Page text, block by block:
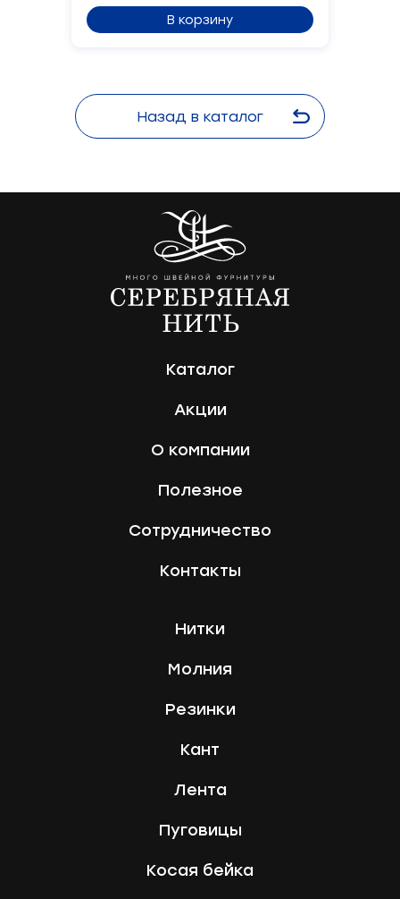
В корзину
Назад в каталог
Каталог
Акции
О компании
Полезное
Сотрудничество
Контакты
Нитки
Молния
Резинки
Кант
Лента
Пуговицы
Косая бейка